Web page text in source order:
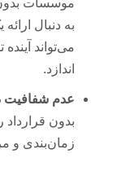
موسسات
به دنبال
می‌تواند
اندازد.
عدم شفافیت
بدون
زمان‌بندی و